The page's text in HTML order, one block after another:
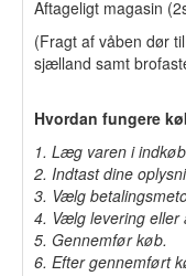
Aftageligt magasin
(Fragt af våben dør
sjælland samt
Hvordan fungere
1. Læg varen i
2. Indtast dine
3. Vælg
4. Vælg levering eller
5. Gennemfør køb.
6. Efter gennemført